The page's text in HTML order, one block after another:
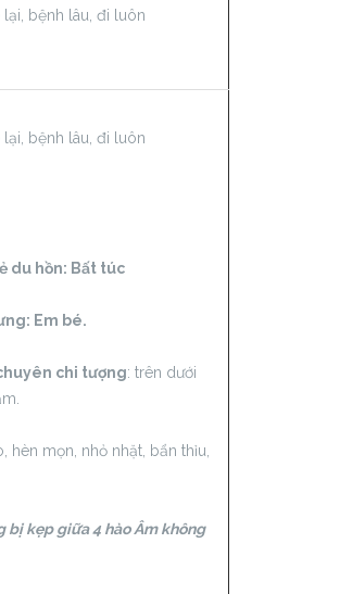
bệnh lâu, đi luôn
bệnh lâu, đi luôn
du hồn: Bất túc
Em bé.
chi tượng: trên dưới
mọn, nhỏ nhặt, bẩn thỉu,
bị kẹp giữa 4 hào Âm không